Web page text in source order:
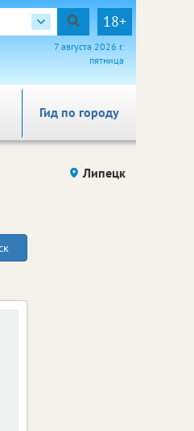
18+
7 августа 2026 г.
пятница
Гид по городу
Липецк